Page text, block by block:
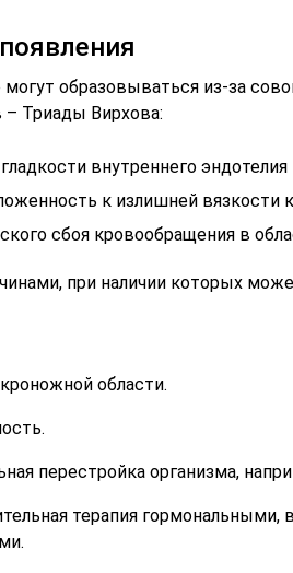
образовываться из-за
– Триады Вирхова:
внутреннего
к излишней вязкости
сбоя кровообращения в
при наличии которых
области.
перестройка организма,
терапия гормональными,